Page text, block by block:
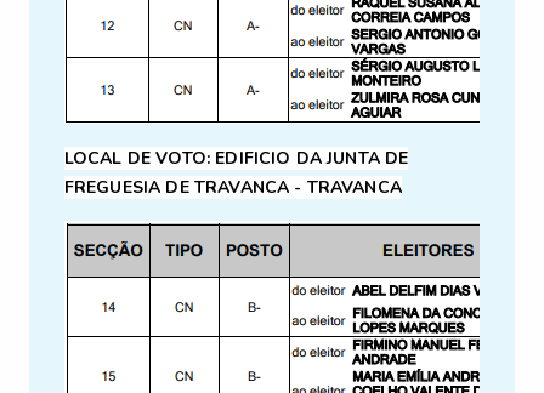
LOCAL DE VOTO: EDIFICIO DA JUNTA DE
FREGUESIA DE TRAVANCA - TRAVANCA